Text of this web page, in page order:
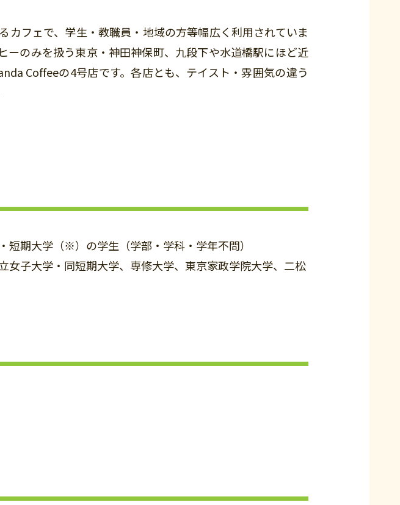
カフェで、学生・教職員・地域の方等幅広く利用されていま
ーのみを扱う東京・神田神保町、九段下や水道橋駅にほど近
Coffeeの4号店です。各店とも、テイスト・雰囲気の違う
期大学（※）の学生（学部・学科・学年不問）
子大学・同短期大学、専修大学、東京家政学院大学、二松